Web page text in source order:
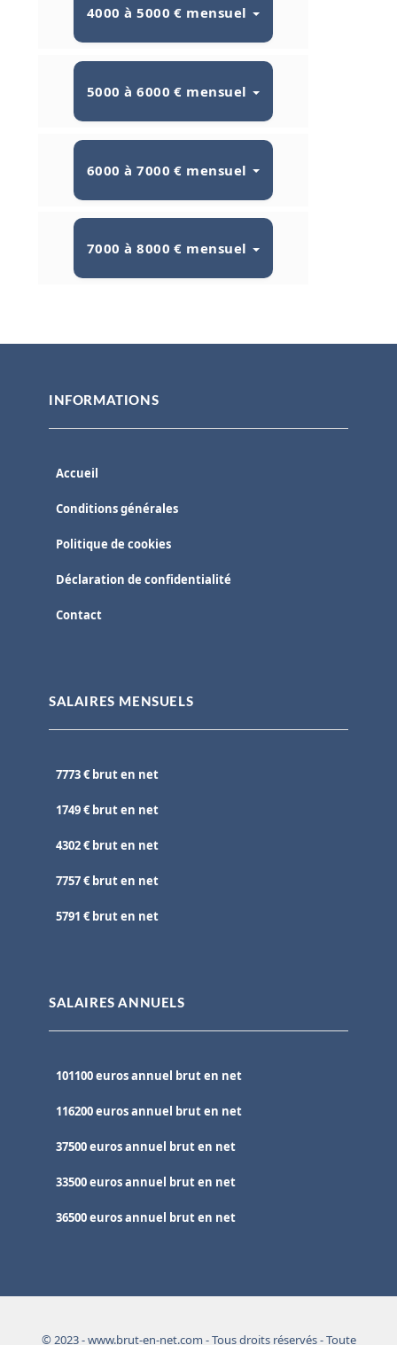
4000 à 5000 € mensuel
5000 à 6000 € mensuel
6000 à 7000 € mensuel
7000 à 8000 € mensuel
INFORMATIONS
Accueil
Conditions générales
Politique de cookies
Déclaration de confidentialité
Contact
SALAIRES MENSUELS
7773 € brut en net
1749 € brut en net
4302 € brut en net
7757 € brut en net
5791 € brut en net
SALAIRES ANNUELS
101100 euros annuel brut en net
116200 euros annuel brut en net
37500 euros annuel brut en net
33500 euros annuel brut en net
36500 euros annuel brut en net
© 2023 - www.brut-en-net.com - Tous droits réservés - Toute